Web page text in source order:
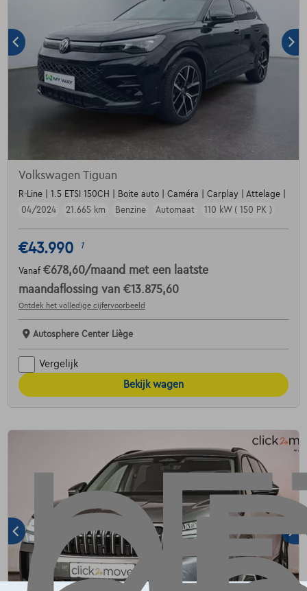
Volkswagen Tiguan
R-Line | 1.5 ETSI 150CH | Boite auto | Caméra | Carplay | Attelage |
04/2024
21.665 km Benzine Automaat 110 kW ( 150 PK )
€43.990 1
Vanaf €678,60/maand met een laatste
maandaflossing van €13.875,60
Ontdek het volledige cijfervoorbeeld
Autosphere Center Liège
Vergelijk
Bekijk wagen